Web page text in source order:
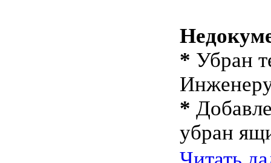
* Убран
*
убран